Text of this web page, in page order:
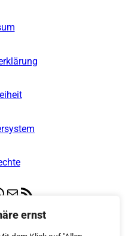
ernst
E-MailRSS-Feed
Nord